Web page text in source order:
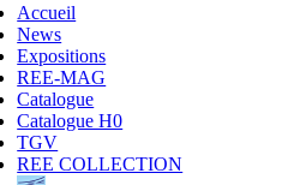
Accueil
News
Expositions
REE-MAG
Catalogue
Catalogue H0
TGV
REE COLLECTION